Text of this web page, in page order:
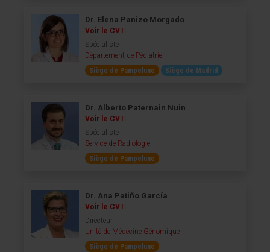
Dr. Elena Panizo Morgado
Voir le CV
Spécialiste
Département de Pédiatrie
Siège de Pampelune
Siège de Madrid
Dr. Alberto Paternain Nuin
Voir le CV
Spécialiste
Service de Radiologie
Siège de Pampelune
Dr. Ana Patiño García
Voir le CV
Directeur
Unité de Médecine Génomique
Siège de Pampelune